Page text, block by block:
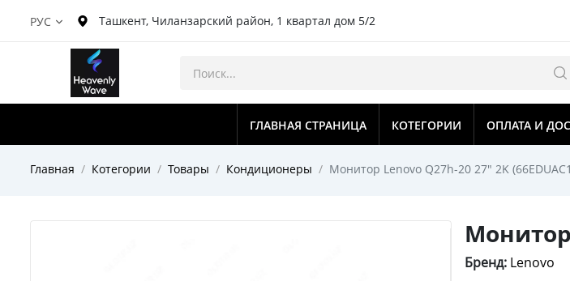
РУС Ташкент, Чиланзарский район, 1 квартал дом 5/2
ГЛАВНАЯ СТРАНИЦА КОТЕГОРИИ ОПЛАТА И
Главная Котегории Товары Кондиционеры Монитор Lenovo Q27h-20 27" 2K
Монитор
Бренд: Lenovo